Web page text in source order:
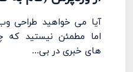
آیا می خواهید طراحی
اما مطمئن نیستید
های خبری در بی...